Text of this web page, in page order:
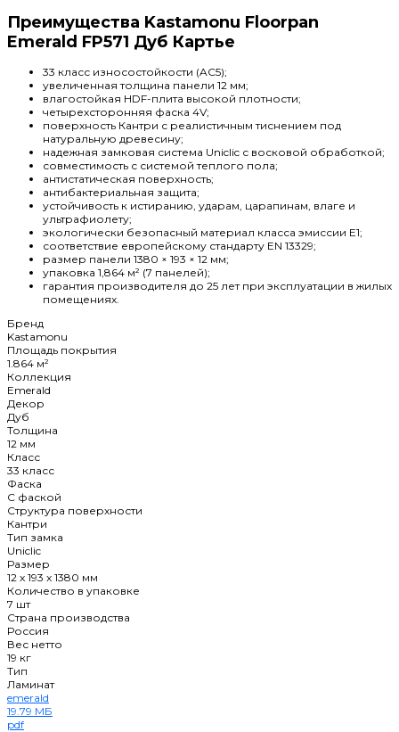
Преимущества Kastamonu Floorpan
Emerald FP571 Дуб Картье
33 класс износостойкости (AC5);
увеличенная толщина панели 12 мм;
влагостойкая HDF-плита высокой плотности;
четырехсторонняя фаска 4V;
поверхность Кантри с реалистичным тиснением под
натуральную древесину;
надежная замковая система Uniclic с восковой обработкой;
совместимость с системой теплого пола;
антистатическая поверхность;
антибактериальная защита;
устойчивость к истиранию, ударам, царапинам, влаге и
ультрафиолету;
экологически безопасный материал класса эмиссии E1;
соответствие европейскому стандарту EN 13329;
размер панели 1380 × 193 × 12 мм;
упаковка 1,864 м² (7 панелей);
гарантия производителя до 25 лет при эксплуатации в жилых
помещениях.
Бренд
Kastamonu
Площадь покрытия
1.864 м²
Коллекция
Emerald
Декор
Дуб
Толщина
12 мм
Класс
33 класс
Фаска
C фаской
Структура поверхности
Кантри
Тип замка
Uniclic
Размер
12 x 193 x 1380 мм
Количество в упаковке
7 шт
Страна производства
Россия
Вес нетто
19 кг
Тип
Ламинат
emerald
19.79 МБ
pdf